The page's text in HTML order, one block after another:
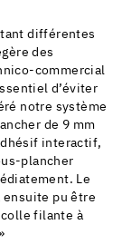
différentes
des
commercial
d’éviter
notre système
de 9 mm
interactif,
plancher
Le
ensuite pu être
colle filante à